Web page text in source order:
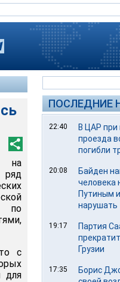
на
ряд
по
с
для
ПОСЛЕДНИЕ
22:40
В ЦАР при
проезда
погибли
20:08
Байден
человека
Путиным
нарушать
19:17
Партия
Грузии
17:35
Борис